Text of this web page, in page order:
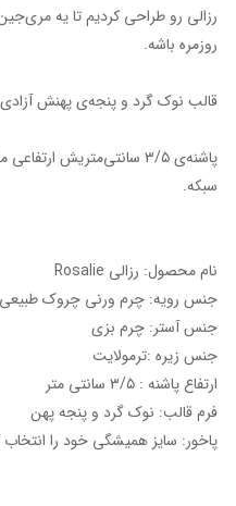
رزالی رو طراحی کردیم تا یه
روزمره باشه.
قالب نوک گرد و پنجه‌ی پهنش
پاشنه‌ی ۳/۵ سانتی‌متریش
سبکه.
نام محصول: رزالی Rosalie
جنس رویه: چرم ورنی چروک طبیعی
جنس آستر: چرم بزی
جنس زیره :ترمولایت
ارتفاع پاشنه : ۳/۵ سانتی متر
فرم قالب: نوک گرد و پنجه پهن
پاخور: سایز همیشگی خود را انتخاب